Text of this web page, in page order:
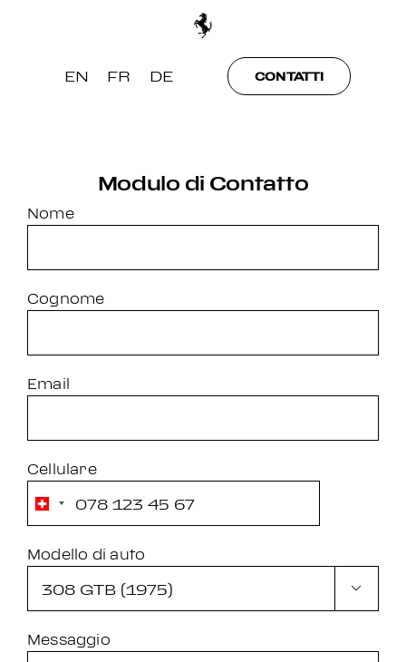
EN FR DE CONTATTI
Modulo di Contatto
Nome
Cognome
Email
Cellulare
Modello di auto

Messaggio